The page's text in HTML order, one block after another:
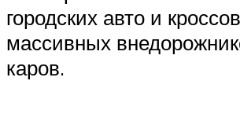
городских авто и
массивных
каров.